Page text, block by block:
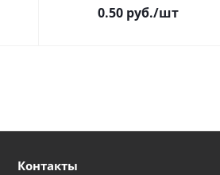
0.50 руб./шт
Контакты